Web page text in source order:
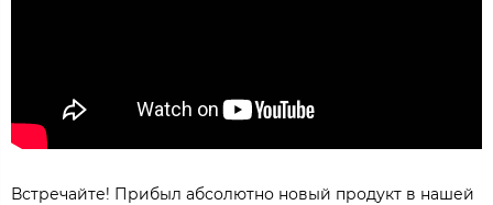
Встречайте! Прибыл абсолютно новый продукт в нашей